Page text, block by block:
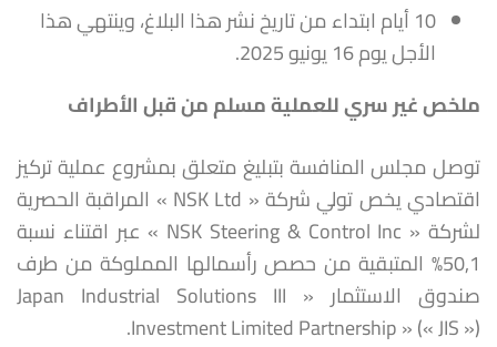
10 أيام ابتداء من تاريخ نشر هذا البلاغ، وينتهي هذا
الأجل يوم 16 يونيو 2025.
ملخص غير سري للعملية مسلم من قبل الأطراف
توصل مجلس المنافسة بتبليغ متعلق بمشروع عملية تركيز
اقتصادي يخص تولي شركة « NSK Ltd » المراقبة الحصرية
لشركة « NSK Steering & Control Inc » عبر اقتناء نسبة
50,1% المتبقية من حصص رأسمالها المملوكة من طرف
صندوق الاستثمار « Japan Industrial Solutions III
Investment Limited Partnership » (« JIS »).